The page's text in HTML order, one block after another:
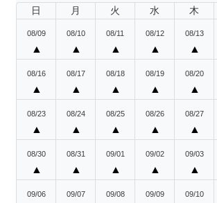
日 月 火 水 木
08/09
▲
08/10
▲
08/11
▲
08/12
▲
08/13
▲
08/16
▲
08/17
▲
08/18
▲
08/19
▲
08/20
▲
08/23
▲
08/24
▲
08/25
▲
08/26
▲
08/27
▲
08/30
▲
08/31
▲
09/01
▲
09/02
▲
09/03
▲
09/06 09/07 09/08 09/09 09/10